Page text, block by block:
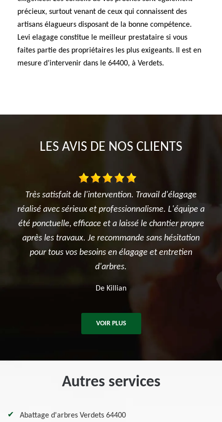
précieux, surtout venant de ceux qui connaissent des
artisans élagueurs disposant de la bonne compétence.
Levi elagage constitue le meilleur prestataire si vous
faites partie des propriétaires les plus exigeants. Il est en
mesure d’intervenir dans le 64400, à Verdets.
LES AVIS DE NOS CLIENTS
Travail d'élagage
L'équipe a
laissé le chantier propre
sans hésitation
élagage et entretien
Je suis ravi des travaux réalisés
l'élagage du cerisier, l'entretien
et surtout le terrassement et la
potager. Je recommande
entreprise.
VOIR PLUS
Autres services
Abattage d'arbres Verdets 64400